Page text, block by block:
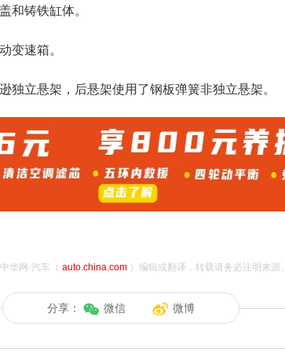
和铸铁缸体。
变速箱。
独立悬架，后悬架使用了钢板弹簧非独立悬架。
华网·汽车（ auto.china.com）编辑或翻译，转载请务必注明来源。
分享： 微信 微博